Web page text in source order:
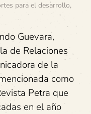
para el desarrollo,
Guevara,
de Relaciones
de la
como
Petra que
en el año